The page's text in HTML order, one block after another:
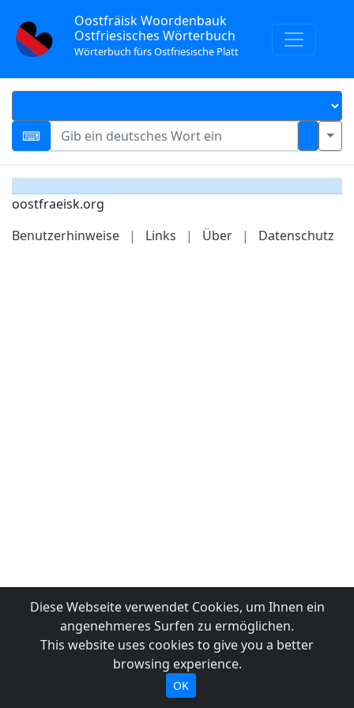
Oostfräisk Woordenbauk
Ostfriesisches Wörterbuch
Wörterbuch fürs Ostfriesische Platt
oostfraeisk.org
Benutzerhinweise
| Links | Über | Datenschutz
Diese Webseite verwendet Cookies, um Ihnen ein
angenehmeres Surfen zu ermöglichen.
This website uses cookies to give you a better
browsing experience.
OK